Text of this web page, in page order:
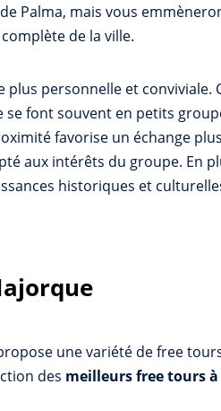
Palma, mais vous
de la ville.
plus personnelle et conviviale.
font souvent en petits
favorise un échange
aux intérêts du groupe. En
historiques et
une variété de free
des meilleurs free tours